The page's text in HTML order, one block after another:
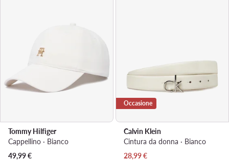
Tommy Hilfiger
Cappellino · Bianco
49,99€
Occasione
Calvin Klein
Cintura da donna · Bianco
Prezzo attuale
28,99€